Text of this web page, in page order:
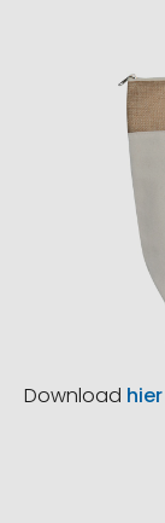
Download hier